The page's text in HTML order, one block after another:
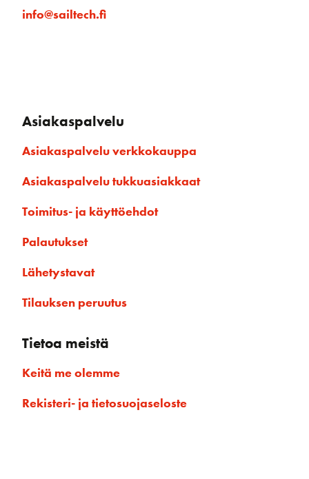
info@sailtech.fi
Asiakaspalvelu
Asiakaspalvelu verkkokauppa
Asiakaspalvelu tukkuasiakkaat
Toimitus- ja käyttöehdot
Palautukset
Lähetystavat
Tilauksen peruutus
Tietoa meistä
Keitä me olemme
Rekisteri- ja tietosuojaseloste